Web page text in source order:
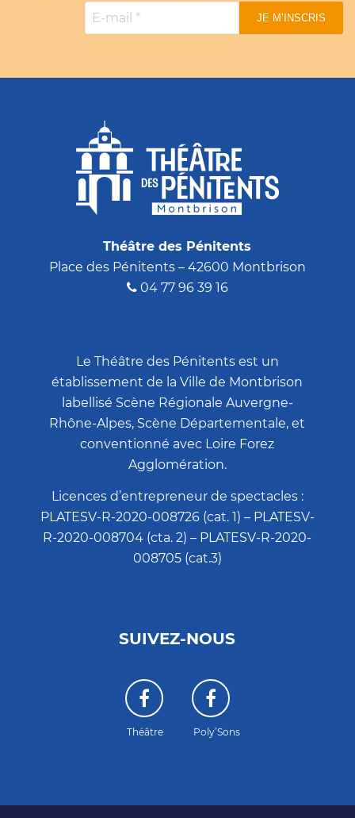
Théâtre des Pénitents
Place des Pénitents – 42600 Montbrison
04 77 96 39 16
Le Théâtre des Pénitents est un
établissement de la Ville de Montbrison
labellisé Scène Régionale Auvergne-
Rhône-Alpes, Scène Départementale, et
conventionné avec Loire Forez
Agglomération.
Licences d’entrepreneur de spectacles :
PLATESV-R-2020-008726 (cat. 1) – PLATESV-
R-2020-008704 (cta. 2) – PLATESV-R-2020-
008705 (cat.3)
SUIVEZ-NOUS
Théâtre Poly’Sons